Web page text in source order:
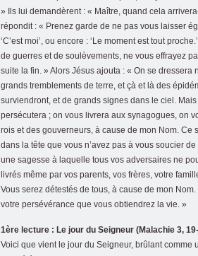
» Ils lui demandèrent : « Maître, quand cela
répondit : « Prenez garde de ne pas vous laisser
‘C’est moi’, ou encore : ‘Le moment est tout
de guerres et de soulèvements, ne vous effrayez
suite la fin. » Alors Jésus ajouta : « On se
grands tremblements de terre, et çà et là des
surviendront, et de grands signes dans le ciel.
persécutera ; on vous livrera aux synagogues, on
rois et des gouverneurs, à cause de mon Nom. Ce
dans la tête que vous n’avez pas à vous soucier
une sagesse à laquelle tous vos adversaires ne
livrés même par vos parents, vos frères, votre
Vous serez détestés de tous, à cause de mon
votre persévérance que vous obtiendrez la vie. »
1ère lecture : Le jour du Seigneur (Malachie 3,
Voici que vient le jour du Seigneur, brûlant comme